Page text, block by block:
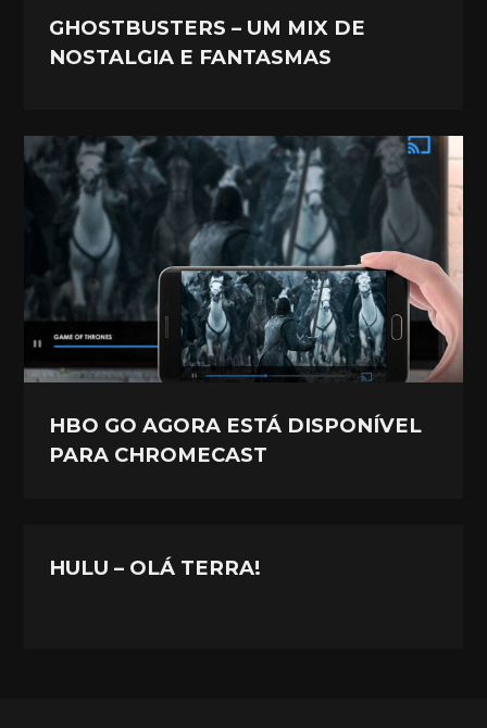
GHOSTBUSTERS – UM MIX DE
NOSTALGIA E FANTASMAS
HBO GO AGORA ESTÁ DISPONÍVEL
PARA CHROMECAST
HULU – OLÁ TERRA!